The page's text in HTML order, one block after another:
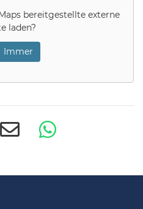
bereitgestellte externe
laden?
Immer